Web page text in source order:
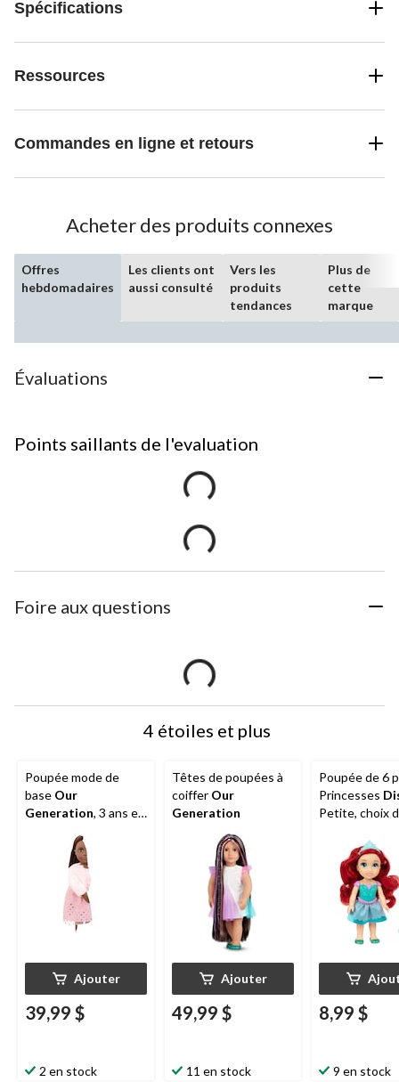
Spécifications
Ressources
Commandes en ligne et retours
Acheter des produits connexes
Offres
hebdomadaires
Les clients ont
aussi consulté
Vers les
produits
tendances
Plus de
cette
marque
Évaluations
Points saillants de l'evaluation
Foire aux questions
4 étoiles et plus
Poupée mode de
base Our
Generation, 3 ans et
Ajouter
39,99 $
2 en stock
Têtes de poupées à
coiffer Our
Generation
Ajouter
49,99 $
11 en stock
Poupée de 6
Princesses
Petite, choix
8,99 $
9 en stock